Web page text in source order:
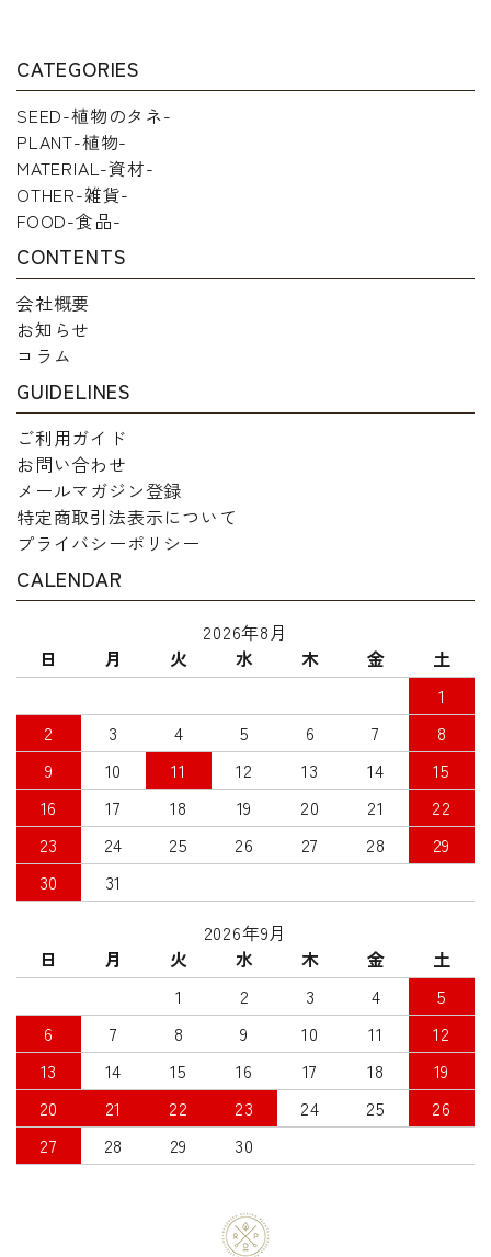
CATEGORIES
SEED-植物のタネ-
PLANT-植物-
MATERIAL-資材-
OTHER-雑貨-
FOOD-食品-
CONTENTS
会社概要
お知らせ
コラム
GUIDELINES
ご利用ガイド
お問い合わせ
メールマガジン登録
特定商取引法表示について
プライバシーポリシー
CALENDAR
2026年8月
日
月 火 水 木 金
土
1
2
3 4 5 6 7
8
9
10 11 12 13 14
15
16
17 18 19 20 21
22
23
24 25 26 27 28
29
30
31
2026年9月
日
月 火 水 木 金
土
1
2 3 4
5
6
7 8 9 10 11
12
13
14 15 16 17 18
19
20
21 22 23 24 25
26
27
28 29 30